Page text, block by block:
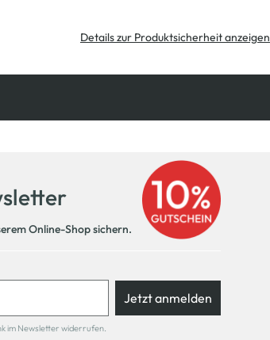
Details zur Produktsicherheit anzeigen
Online-Shop sichern.
Jetzt anmelden
im Newsletter widerrufen.